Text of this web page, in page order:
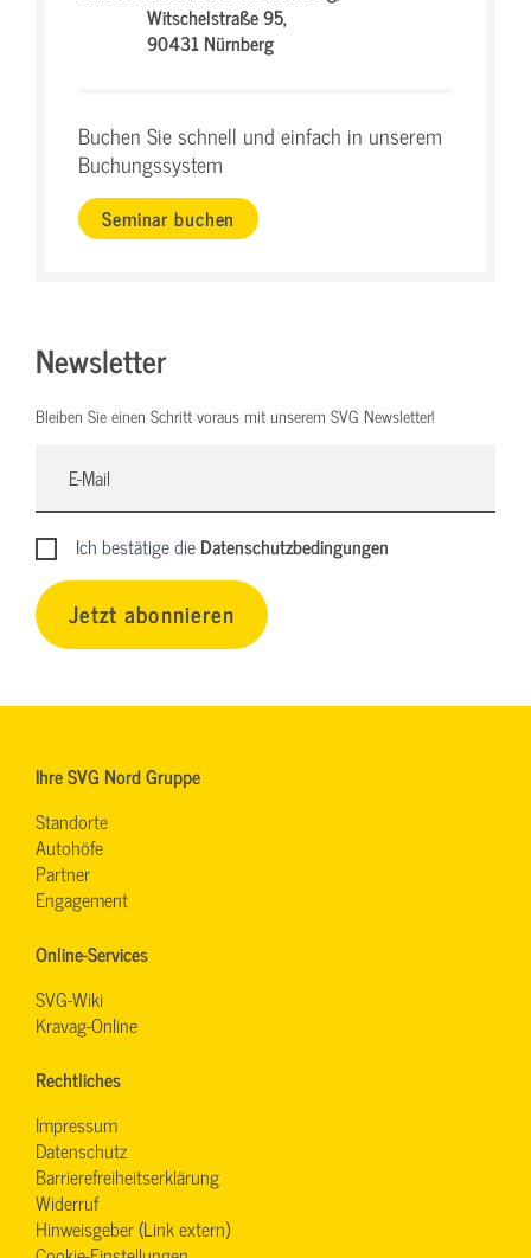
Witschelstraße 95,
90431 Nürnberg
Buchen Sie schnell und einfach in unserem
Buchungssystem
Seminar buchen
Newsletter
Bleiben Sie einen Schritt voraus mit unserem SVG Newsletter!
Ich bestätige dieDatenschutzbedingungen
Jetzt abonnieren
Ihre SVG Nord Gruppe
Standorte
Autohöfe
Partner
Engagement
Online-Services
SVG-Wiki
Kravag-Online
Rechtliches
Impressum
Datenschutz
Barrierefreiheitserklärung
Widerruf
Hinweisgeber (Link extern)